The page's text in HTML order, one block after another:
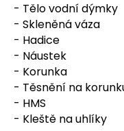
- Tělo vodní dýmky
- Skleněná váza
- Hadice
- Náustek
- Korunka
- Těsnění na
- HMS
- Kleště na uhlíky
r
u
č
u
j
e
m
e